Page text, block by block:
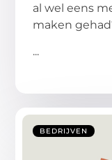
al wel eens
maken
...
BEDRIJVEN